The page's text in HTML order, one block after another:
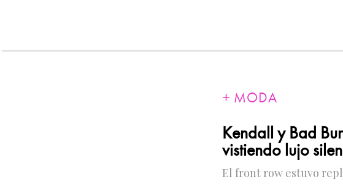
MODA
Kendall y Bad
vistiendo lujo
El front row estuvo